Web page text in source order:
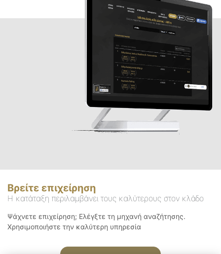
Βρείτε επιχείρηση
Η κατάταξη περιλαμβάνει τους καλύτερους στον κλάδο
Ψάχνετε επιχείρηση; Ελέγξτε τη μηχανή αναζήτησης.
Χρησιμοποιήστε την καλύτερη υπηρεσία